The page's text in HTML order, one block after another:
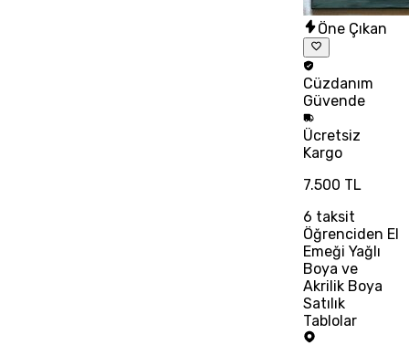
Öne Çıkan
Cüzdanım
Güvende
Ücretsiz
Kargo
7.500 TL
6 taksit
Öğrenciden El
Emeği Yağlı
Boya ve
Akrilik Boya
Satılık
Tablolar